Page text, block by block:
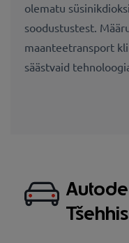
olematu
soodustustest.
maanteetransport
säästvaid
Tšehhis